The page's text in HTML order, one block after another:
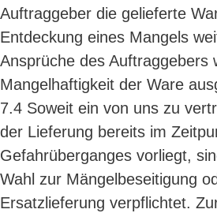
Auftraggeber die gelieferte
Entdeckung eines Mangels
Ansprüche des Auftraggebers
Mangelhaftigkeit der Ware
7.4 Soweit ein von uns zu
der Lieferung bereits im
Gefahrüberganges vorliegt,
Wahl zur Mängelbeseitigung
Ersatzlieferung verpflichtet.